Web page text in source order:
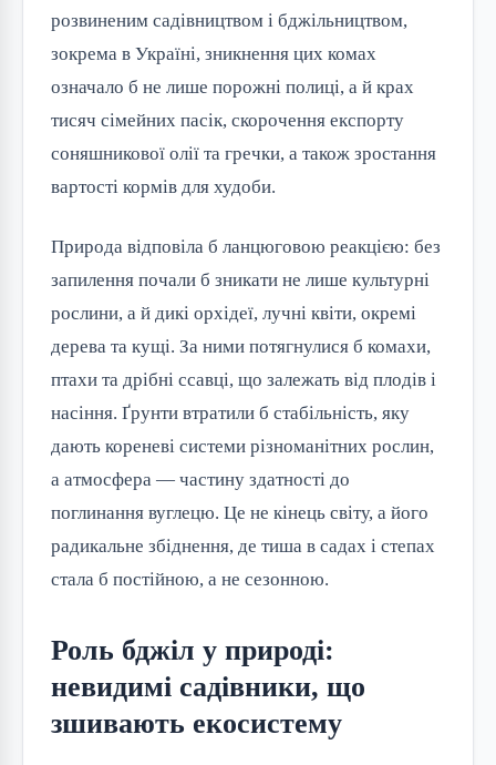
розвиненим садівництвом і бджільництвом,
зокрема в Україні, зникнення цих комах
означало б не лише порожні полиці, а й крах
тисяч сімейних пасік, скорочення експорту
соняшникової олії та гречки, а також зростання
вартості кормів для худоби.
Природа відповіла б ланцюговою реакцією: без
запилення почали б зникати не лише культурні
рослини, а й дикі орхідеї, лучні квіти, окремі
дерева та кущі. За ними потягнулися б комахи,
птахи та дрібні ссавці, що залежать від плодів і
насіння. Ґрунти втратили б стабільність, яку
дають кореневі системи різноманітних рослин,
а атмосфера — частину здатності до
поглинання вуглецю. Це не кінець світу, а його
радикальне збіднення, де тиша в садах і степах
стала б постійною, а не сезонною.
Роль бджіл у природі:
невидимі садівники, що
зшивають екосистему